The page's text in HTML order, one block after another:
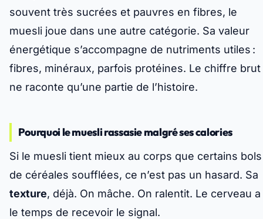
souvent très sucrées et pauvres en fibres, le
muesli joue dans une autre catégorie. Sa valeur
énergétique s’accompagne de nutriments utiles :
fibres, minéraux, parfois protéines. Le chiffre brut
ne raconte qu’une partie de l’histoire.
Pourquoi le muesli rassasie malgré ses calories
Si le muesli tient mieux au corps que certains bols
de céréales soufflées, ce n’est pas un hasard. Sa
texture, déjà. On mâche. On ralentit. Le cerveau a
le temps de recevoir le signal.